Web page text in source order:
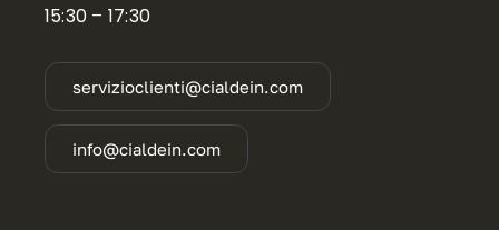
15:30 – 17:30
servizioclienti@cialdein.com
info@cialdein.com